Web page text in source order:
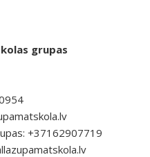
grupas
+37162907719